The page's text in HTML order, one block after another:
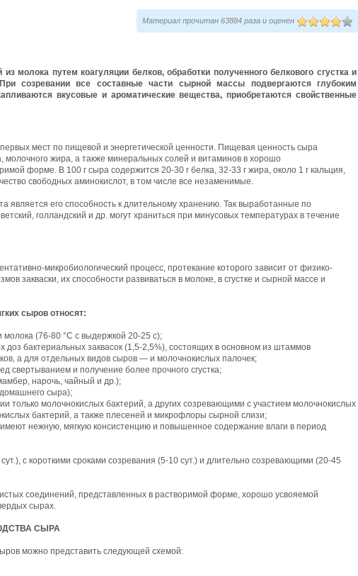
Материал прочитан 63884 раза и оценен
молока путем коагуляции белков, обработки полученного белкового сгустка и
созревании все составные части сырной массы подвергаются глубоким
вкусовые и ароматические вещества, приобретаются свойственные
мест по пищевой и энергетической ценности. Пищевая ценность сыра
жира, а также минеральных солей и витаминов в хорошо
форме. В 100 г сыра содержится 20-30 г белка, 32-33 г жира, около 1 г кальция,
свободных аминокислот, в том числе все незаменимые.
является его способность к длительному хранению. Так выработанные по
голландский и др. могут храниться при минусовых температурах в течение
микробиологический процесс, протекание которого зависит от физико-
закваски, их способности развиваться в молоке, в сгустке и сырной массе и
сыров относят:
(76-80 °С с выдержкой 20-25 с);
бактериальных заквасок (1,5-2,5%), состоящих в основном из штаммов
а для отдельных видов сыров — и молочнокислых палочек;
свертыванием и получение более прочного сгустка;
нарочь, чайный и др.);
домашнего сыра);
только молочнокислых бактерий, а других созревающими с участием молочнокислых
бактерий, а также плесеней и микрофлоры сырной слизи;
нежную, мягкую консистенцию и повышенное содержание влаги в период
с короткими сроками созревания (5-10 сут.) и длительно созревающими (20-45
соединений, представленных в растворимой форме, хорошо усвояемой
сырах.
СЫРА
можно представить следующей схемой: